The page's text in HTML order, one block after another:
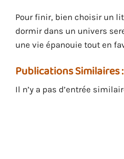
Pour finir, bien choisir un
dormir dans un univers
une vie épanouie tout en
Publications Similaires :
Il n’y a pas d’entrée